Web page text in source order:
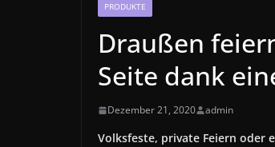
PRODUKTE
Draußen
Seite dank
Dezember 21, 2020 admin
Volksfeste, private Feiern oder